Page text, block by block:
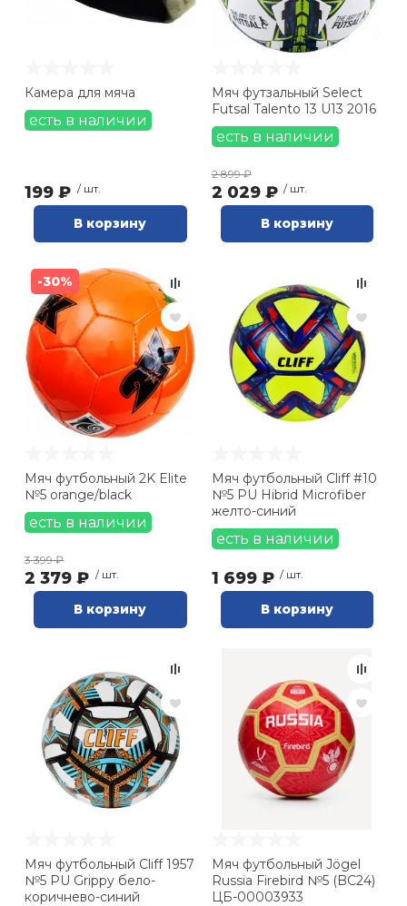
Камера для мяча
есть в наличии
199 ₽ / шт.
В корзину
Мяч футзальный Select
Futsal Talento 13 U13 2016
есть в наличии
2 899 ₽
2 029 ₽ / шт.
В корзину
-30%
Мяч футбольный 2K Elite
№5 orange/black
есть в наличии
3 399 ₽
2 379 ₽ / шт.
В корзину
Мяч футбольный Cliff #10
№5 PU Hibrid Microfiber
желто-синий
есть в наличии
1 699 ₽ / шт.
В корзину
Мяч футбольный Cliff 1957
№5 PU Grippy бело-
коричнево-синий
Мяч футбольный Jögel
Russia Firebird №5 (BC24)
ЦБ-00003933